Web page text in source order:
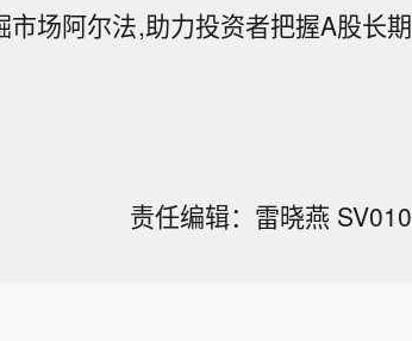
场阿尔法,助力投资者把握A股长期
责任编辑：雷晓燕 SV010